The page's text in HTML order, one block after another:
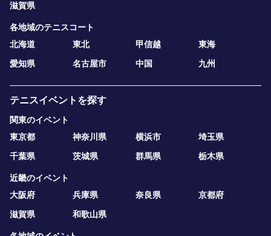
滋賀県
各地域のテニスコート
北海道
東北 甲信越
東海
愛知県
名古屋市 中国 九州
テニスイベントを探す
関東のイベント
東京都
神奈川県 横浜市
埼玉県
千葉県
茨城県 群馬県 栃木県
近畿のイベント
大阪府
兵庫県 奈良県
京都府
滋賀県
和歌山県